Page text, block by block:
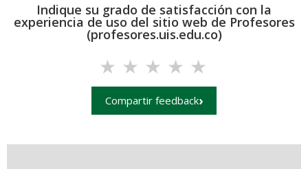
Indique su grado de satisfacción con la
experiencia de uso del sitio web de Profesores
(profesores.uis.edu.co)